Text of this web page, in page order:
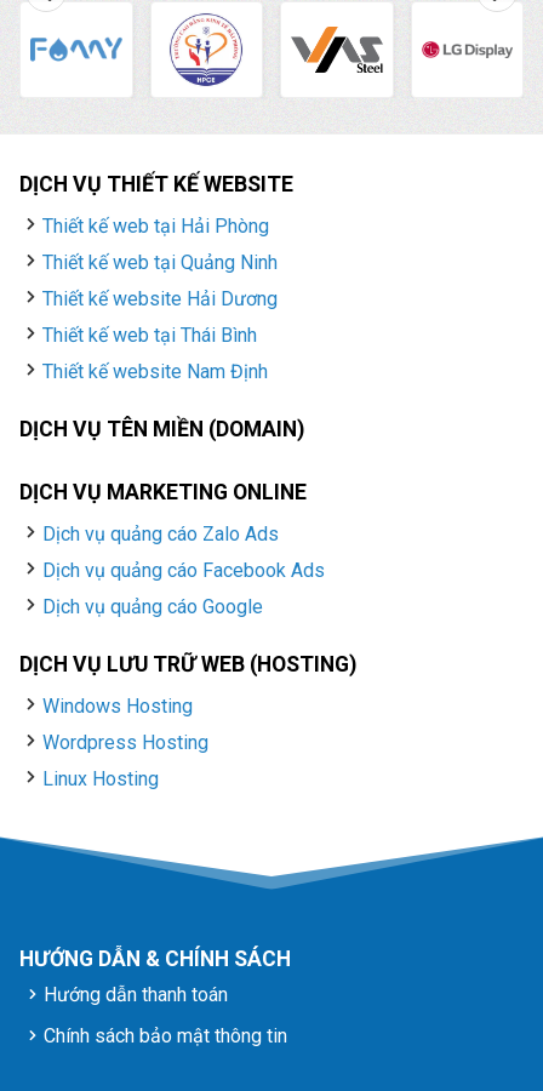
DỊCH VỤ THIẾT KẾ WEBSITE
Thiết kế web tại Hải Phòng
Thiết kế web tại Quảng Ninh
Thiết kế website Hải Dương
Thiết kế web tại Thái Bình
Thiết kế website Nam Định
DỊCH VỤ TÊN MIỀN (DOMAIN)
DỊCH VỤ MARKETING ONLINE
Dịch vụ quảng cáo Zalo Ads
Dịch vụ quảng cáo Facebook Ads
Dịch vụ quảng cáo Google
DỊCH VỤ LƯU TRỮ WEB (HOSTING)
Windows Hosting
Wordpress Hosting
Linux Hosting
HƯỚNG DẪN & CHÍNH SÁCH
Hướng dẫn thanh toán
Chính sách bảo mật thông tin